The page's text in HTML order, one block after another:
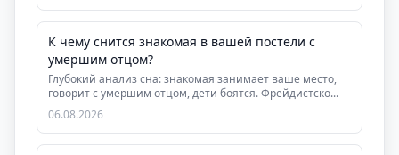
К чему снится знакомая в вашей постели с
умершим отцом?
Глубокий анализ сна: знакомая занимает ваше место,
говорит с умершим отцом, дети боятся. Фрейдистско...
06.08.2026